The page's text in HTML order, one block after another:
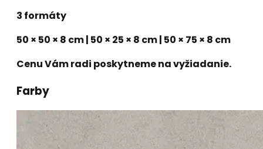
3 formáty
50 × 50 × 8 cm | 50 × 25 × 8 cm | 50 × 75 × 8 cm
Cenu Vám radi poskytneme na vyžiadanie.
Farby